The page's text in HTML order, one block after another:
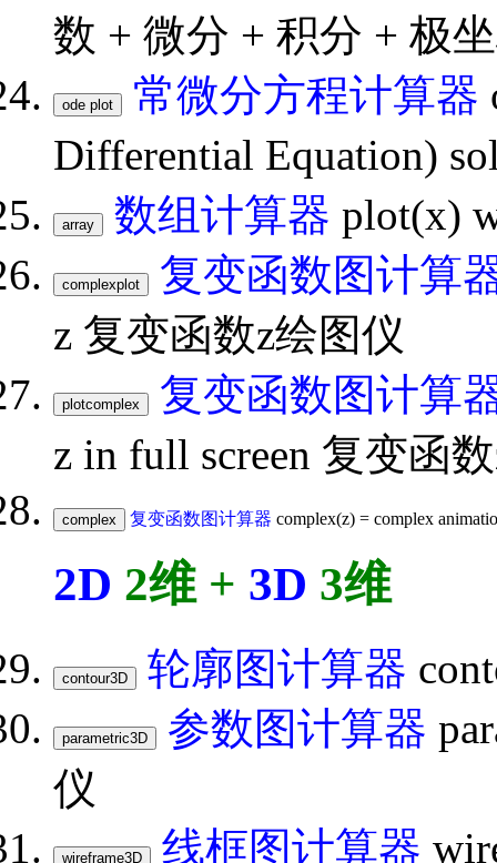
数 + 微分 + 积分 + 极
常微分方程计算器
Differential Equation)
数组计算器 plot(x)
复变函数图计算
z 复变函数z绘图仪
复变函数图计算
z in full screen 复变函
复变函数图计算器 complex(z) = complex
2D 2维 + 3D 3维
轮廓图计算器
参数图计算器
仪
线框图计算器